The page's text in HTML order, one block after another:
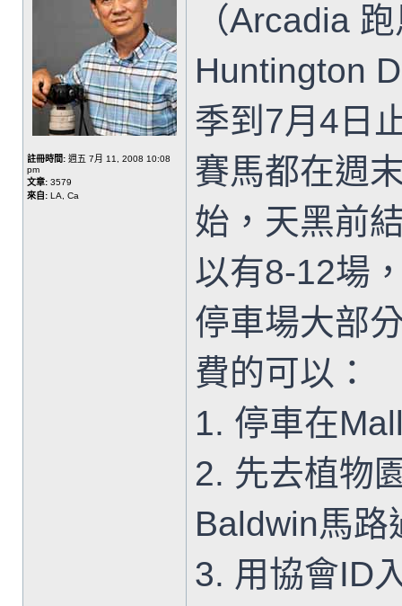
註冊時間: 週五 7月 11, 2008 10:08
pm
文章: 3579
來自: LA, Ca
（Arcadia
Huntington
季到7月4日
賽馬都在週
始，天黑前
以有8-12場
停車場大部
費的可以：
1. 停車在
2. 先去植物
Baldwin馬路
3. 用協會ID